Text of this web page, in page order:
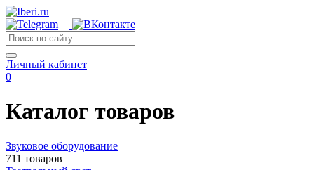
Личный кабинет
0
Каталог товаров
Звуковое оборудование
711 товаров